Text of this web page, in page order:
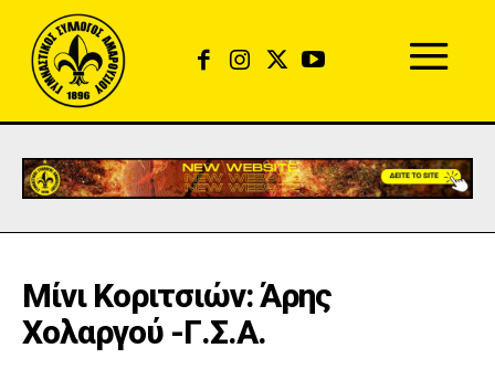
Mίνι Κοριτσιών: Άρης
Χολαργού -Γ.Σ.Α.